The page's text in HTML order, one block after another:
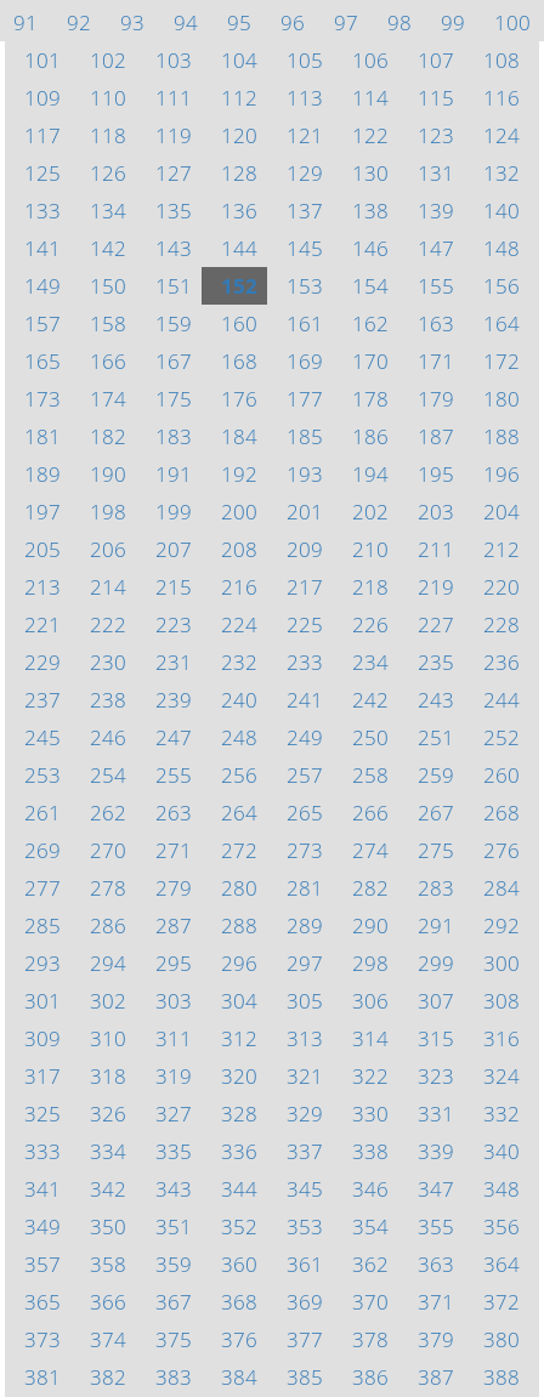
91
92 93 94 95 96 97 98 99
100
101
102 103 104 105 106 107
108
109
110 111 112 113 114 115
116
117
118 119 120 121 122 123
124
125
126 127 128 129 130 131
132
133
134 135 136 137 138 139
140
141
142 143 144 145 146 147
148
149
150 151 152 153 154 155
156
157
158 159 160 161 162 163
164
165
166 167 168 169 170 171
172
173
174 175 176 177 178 179
180
181
182 183 184 185 186 187
188
189
190 191 192 193 194 195
196
197
198 199 200 201 202 203
204
205
206 207 208 209 210 211
212
213
214 215 216 217 218 219
220
221
222 223 224 225 226 227
228
229
230 231 232 233 234 235
236
237
238 239 240 241 242 243
244
245
246 247 248 249 250 251
252
253
254 255 256 257 258 259
260
261
262 263 264 265 266 267
268
269
270 271 272 273 274 275
276
277
278 279 280 281 282 283
284
285
286 287 288 289 290 291
292
293
294 295 296 297 298 299
300
301
302 303 304 305 306 307
308
309
310 311 312 313 314 315
316
317
318 319 320 321 322 323
324
325
326 327 328 329 330 331
332
333
334 335 336 337 338 339
340
341
342 343 344 345 346 347
348
349
350 351 352 353 354 355
356
357
358 359 360 361 362 363
364
365
366 367 368 369 370 371
372
373
374 375 376 377 378 379
380
381
382 383 384 385 386 387 388